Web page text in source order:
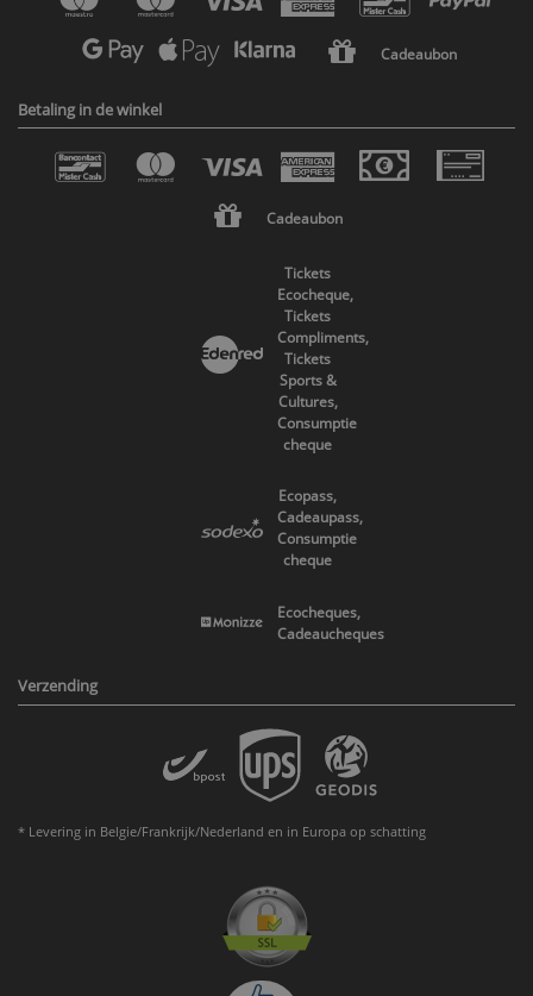
Cadeaubon
Betaling in de winkel
Cadeaubon
Tickets
Ecocheque,
Tickets
Compliments,
Tickets
Sports &
Cultures,
Consumptie
cheque
Ecopass,
Cadeaupass,
Consumptie
cheque
Ecocheques,
Cadeaucheques
Verzending
* Levering in Belgie/Frankrijk/Nederland en in Europa op schatting